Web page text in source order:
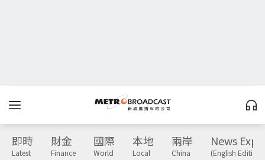
即時
Latest
財金
Finance
國際
World
本地
Local
兩岸
China
News
(English Edition)